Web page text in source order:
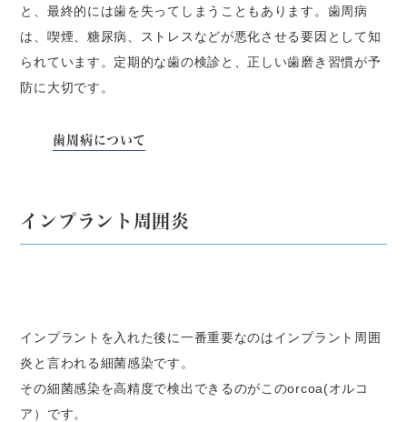
と、最終的には歯を失ってしまうこともあります。歯周病
は、喫煙、糖尿病、ストレスなどが悪化させる要因として知
られています。定期的な歯の検診と、正しい歯磨き習慣が予
防に大切です。
歯周病について
インプラント周囲炎
インプラントを入れた後に一番重要なのはインプラント周囲
炎と言われる細菌感染です。
その細菌感染を高精度で検出できるのがこのorcoa(オルコ
ア）です。